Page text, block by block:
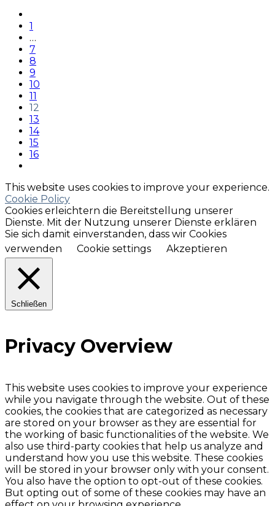
1
…
7
8
9
10
11
12
13
14
15
16
This website uses cookies to improve your experience.
Cookie Policy
Cookies erleichtern die Bereitstellung unserer
Dienste. Mit der Nutzung unserer Dienste erklären
Sie sich damit einverstanden, dass wir Cookies
verwenden
Cookie settings Akzeptieren
Schließen
Privacy Overview
This website uses cookies to improve your experience
while you navigate through the website. Out of these
cookies, the cookies that are categorized as necessary
are stored on your browser as they are essential for
the working of basic functionalities of the website. We
also use third-party cookies that help us analyze and
understand how you use this website. These cookies
will be stored in your browser only with your consent.
You also have the option to opt-out of these cookies.
But opting out of some of these cookies may have an